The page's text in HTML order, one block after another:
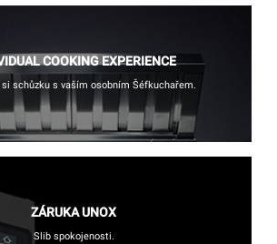
COOKING EXPERIENCE
si schůzku s vaším osobním Šéfkuchařem.
ZÁRUKA UNOX
Slib spokojenosti.